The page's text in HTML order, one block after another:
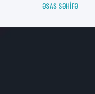
ƏSAS SƏHİFƏ